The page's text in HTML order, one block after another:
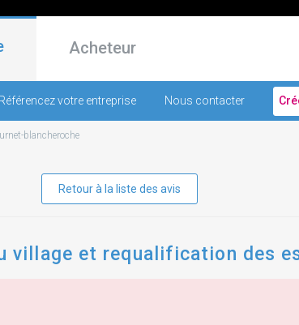
Acheteur
Référencez votre entreprise Nous contacter
blancheroche
Retour à la liste des avis
village et requalification des